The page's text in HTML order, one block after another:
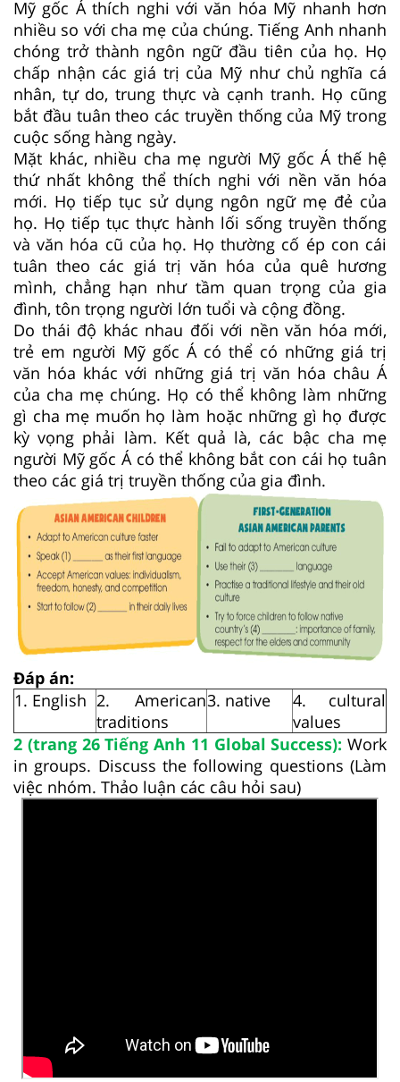
Mỹ gốc Á thích nghi với văn hóa Mỹ nhanh hơn
nhiều so với cha mẹ của chúng. Tiếng Anh nhanh
chóng trở thành ngôn ngữ đầu tiên của họ. Họ
chấp nhận các giá trị của Mỹ như chủ nghĩa cá
nhân, tự do, trung thực và cạnh tranh. Họ cũng
bắt đầu tuân theo các truyền thống của Mỹ trong
cuộc sống hàng ngày.
Mặt khác, nhiều cha mẹ người Mỹ gốc Á thế hệ
thứ nhất không thể thích nghi với nền văn hóa
mới. Họ tiếp tục sử dụng ngôn ngữ mẹ đẻ của
họ. Họ tiếp tục thực hành lối sống truyền thống
và văn hóa cũ của họ. Họ thường cố ép con cái
tuân theo các giá trị văn hóa của quê hương
mình, chẳng hạn như tầm quan trọng của gia
đình, tôn trọng người lớn tuổi và cộng đồng.
Do thái độ khác nhau đối với nền văn hóa mới,
trẻ em người Mỹ gốc Á có thể có những giá trị
văn hóa khác với những giá trị văn hóa châu Á
của cha mẹ chúng. Họ có thể không làm những
gì cha mẹ muốn họ làm hoặc những gì họ được
kỳ vọng phải làm. Kết quả là, các bậc cha mẹ
người Mỹ gốc Á có thể không bắt con cái họ tuân
theo các giá trị truyền thống của gia đình.
Đáp án:
1. English 2. American
traditions
3. native
4. cultural
values
2 (trang 26 Tiếng Anh 11 Global Success): Work
in groups. Discuss the following questions (Làm
việc nhóm. Thảo luận các câu hỏi sau)